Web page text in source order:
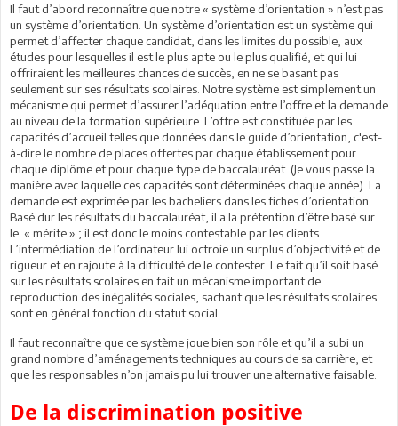
Il faut d’abord reconnaître que notre « système d’orientation » n’est pas
un système d’orientation. Un système d’orientation est un système qui
permet d’affecter chaque candidat, dans les limites du possible, aux
études pour lesquelles il est le plus apte ou le plus qualifié, et qui lui
offriraient les meilleures chances de succès, en ne se basant pas
seulement sur ses résultats scolaires. Notre système est simplement un
mécanisme qui permet d’assurer l’adéquation entre l’offre et la demande
au niveau de la formation supérieure. L’offre est constituée par les
capacités d’accueil telles que données dans le guide d’orientation, c'est-
à-dire le nombre de places offertes par chaque établissement pour
chaque diplôme et pour chaque type de baccalauréat. (Je vous passe la
manière avec laquelle ces capacités sont déterminées chaque année). La
demande est exprimée par les bacheliers dans les fiches d’orientation.
Basé dur les résultats du baccalauréat, il a la prétention d’être basé sur
le « mérite » ; il est donc le moins contestable par les clients.
L’intermédiation de l’ordinateur lui octroie un surplus d’objectivité et de
rigueur et en rajoute à la difficulté de le contester. Le fait qu’il soit basé
sur les résultats scolaires en fait un mécanisme important de
reproduction des inégalités sociales, sachant que les résultats scolaires
sont en général fonction du statut social.
Il faut reconnaître que ce système joue bien son rôle et qu’il a subi un
grand nombre d’aménagements techniques au cours de sa carrière, et
que les responsables n’on jamais pu lui trouver une alternative faisable.
De la discrimination positive